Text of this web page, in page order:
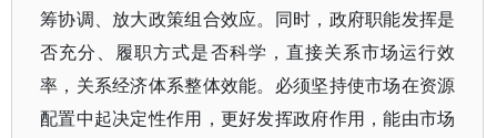
筹协调、放大政策组合效应。同时，政府职能发挥是
否充分、履职方式是否科学，直接关系市场运行效
率，关系经济体系整体效能。必须坚持使市场在资源
配置中起决定性作用，更好发挥政府作用，能由市场